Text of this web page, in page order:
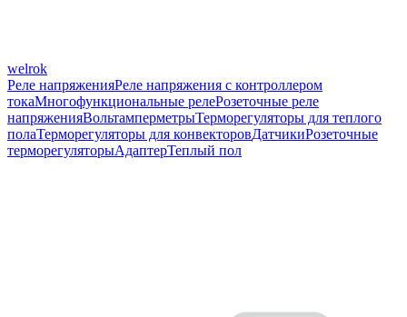
welrok
Реле напряженияРеле напряжения с контроллером
токаМногофункциональные релеРозеточные реле
напряженияВольтамперметрыТерморегуляторы для теплого
полаТерморегуляторы для конвекторовДатчикиРозеточные
терморегуляторыАдаптерТеплый пол